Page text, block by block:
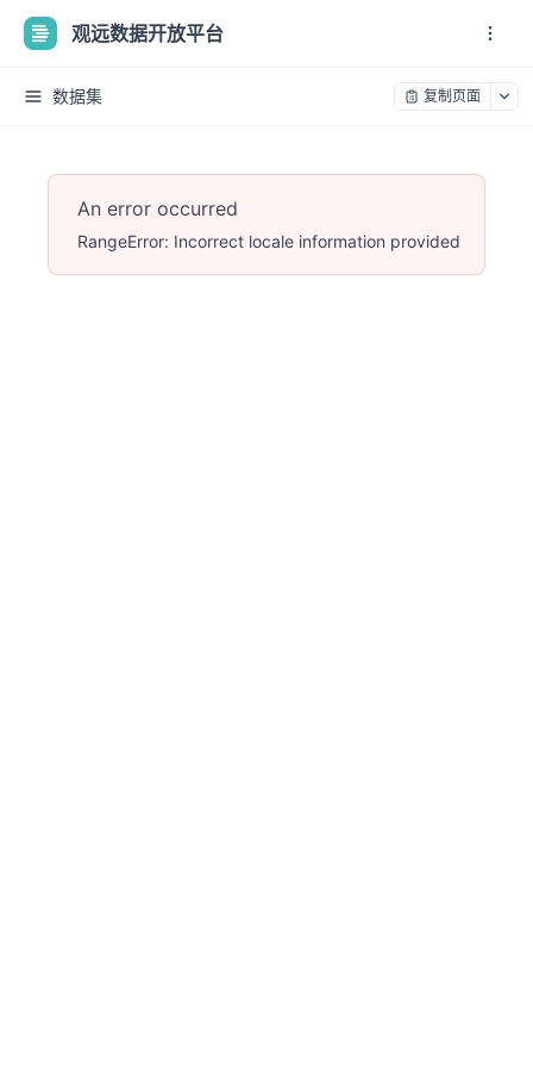
观远数据开放平台
数据集 复制页面
An error occurred
RangeError: Incorrect locale information provided